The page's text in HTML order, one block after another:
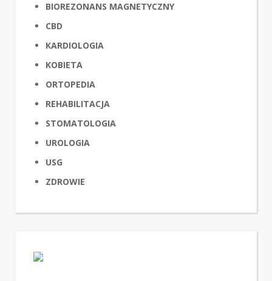
BIOREZONANS MAGNETYCZNY
CBD
KARDIOLOGIA
KOBIETA
ORTOPEDIA
REHABILITACJA
STOMATOLOGIA
UROLOGIA
USG
ZDROWIE